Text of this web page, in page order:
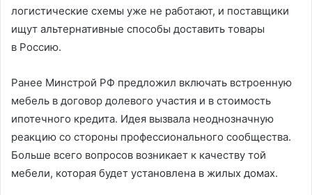
логистические схемы уже не работают, и поставщики
ищут альтернативные способы доставить товары
в Россию.
Ранее Минстрой РФ предложил включать встроенную
мебель в договор долевого участия и в стоимость
ипотечного кредита. Идея вызвала неоднозначную
реакцию со стороны профессионального сообщества.
Больше всего вопросов возникает к качеству той
мебели, которая будет установлена в жилых домах.